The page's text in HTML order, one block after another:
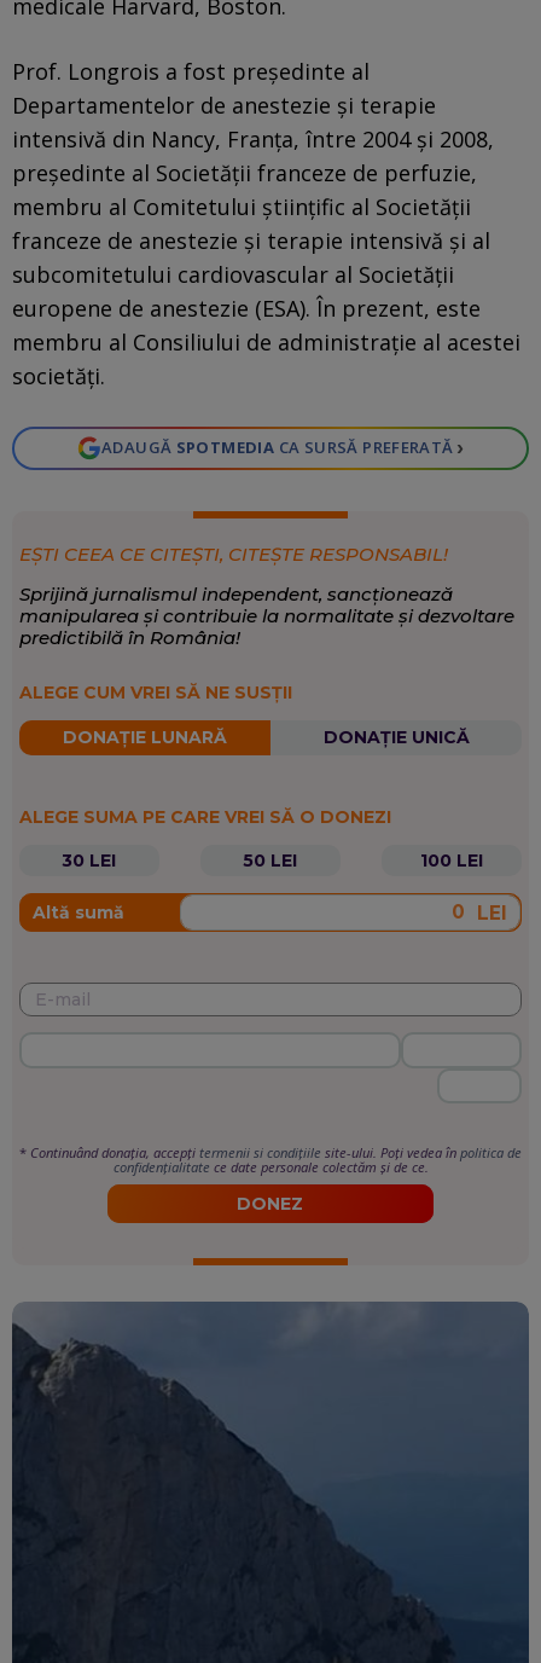
Prof. Longrois a fost preşedinte al
Departamentelor de anestezie şi terapie
intensivă din Nancy, Franţa, între 2004 şi 2008,
preşedinte al Societăţii franceze de perfuzie,
membru al Comitetului ştiinţific al Societăţii
franceze de anestezie şi terapie intensivă şi al
subcomitetului cardiovascular al Societăţii
europene de anestezie (ESA). În prezent, este
membru al Consiliului de administraţie al acestei
societăţi.
ADAUGĂ SPOTMEDIA CA SURSĂ PREFERATĂ ›
EȘTI CEEA CE CITEȘTI, CITEȘTE RESPONSABIL!
Sprijină jurnalismul independent, sancționează
manipularea și contribuie la normalitate și dezvoltare
predictibilă în România!
ALEGE CUM VREI SĂ NE SUSȚII
DONAȚIE LUNARĂ DONAȚIE UNICĂ
ALEGE SUMA PE CARE VREI SĂ O DONEZI
30 LEI
50 LEI 100 LEI
Altă sumă LEI
* Continuând donația, accepți termenii si condițiile site-ului. Poți vedea în politica de
confidențialitate ce date personale colectăm și de ce.
DONEZ